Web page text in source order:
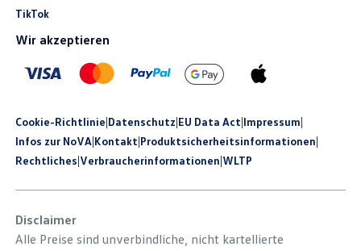
TikTok
Wir akzeptieren
Cookie-Richtlinie|Datenschutz|EU Data Act|Impressum|
Infos zur NoVA|Kontakt|Produkt­sicherheits­informationen|
Rechtliches|Verbraucherinformationen|WLTP
Disclaimer
Alle Preise sind unverbindliche, nicht kartellierte